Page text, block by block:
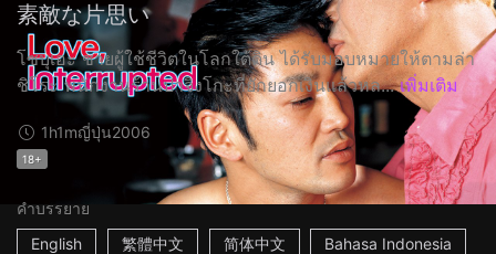
素敵な片思い
โซบุเอะ ชายผู้ใช้ชีวิตในโลกใต้ดิน ได้รับมอบหมายให้ตามล่า
ชิโระ พนักงานร้านปาจิงโกะที่ยักยอกเงินแล้วหล... เพิ่มเติม
1h1mญี่ปุ่น2006
18+
คำบรรยาย
English
繁體中文 简体中文 Bahasa Indonesia